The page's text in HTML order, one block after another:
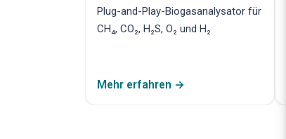
Plug-and-Play-Biogasanalysator für
CH₄, CO₂, H₂S, O₂ und H₂
Mehr erfahren →